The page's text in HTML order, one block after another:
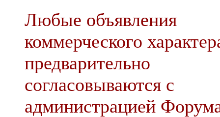
Любые объявления
коммерческого
предварительно
согласовываются с
администрацией